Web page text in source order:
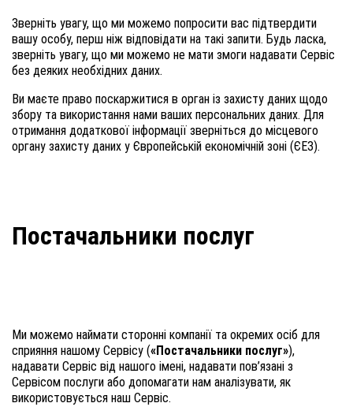
Зверніть увагу, що ми можемо попросити вас підтвердити
вашу особу, перш ніж відповідати на такі запити. Будь ласка,
зверніть увагу, що ми можемо не мати змоги надавати Сервіс
без деяких необхідних даних.
Ви маєте право поскаржитися в орган із захисту даних щодо
збору та використання нами ваших персональних даних. Для
отримання додаткової інформації зверніться до місцевого
органу захисту даних у Європейській економічній зоні (ЄЕЗ).
Постачальники послуг
Ми можемо наймати сторонні компанії та окремих осіб для
сприяння нашому Сервісу («Постачальники послуг»),
надавати Сервіс від нашого імені, надавати пов’язані з
Сервісом послуги або допомагати нам аналізувати, як
використовується наш Сервіс.